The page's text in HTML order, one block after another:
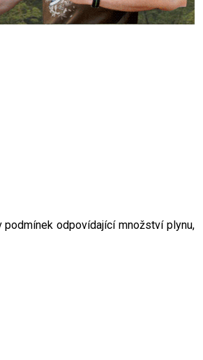
odpovídající množství plynu,